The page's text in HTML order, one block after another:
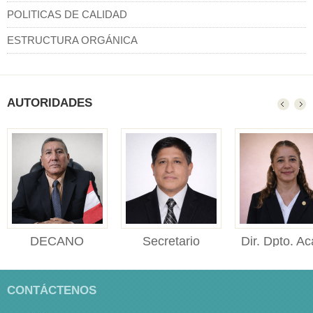
POLITICAS DE CALIDAD
ESTRUCTURA ORGÁNICA
AUTORIDADES
DECANO
Educación y Ciencias
Sociales ...
Secretario
Dir. Dpto.
CONTÁCTENOS